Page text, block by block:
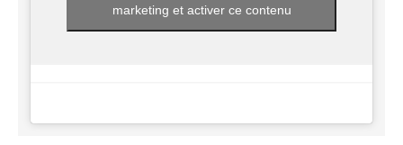
marketing et activer ce contenu